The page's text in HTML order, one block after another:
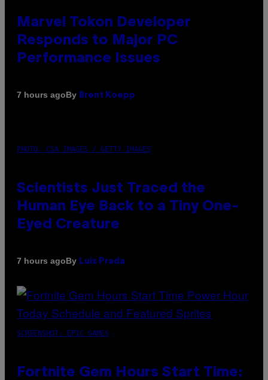
Marvel Tokon Developer
Responds to Major PC
Performance Issues
7 hours agoBy Brent Koepp
PHOTO: CSA IMAGES / GETTY IMAGES
Scientists Just Traced the
Human Eye Back to a Tiny One-
Eyed Creature
7 hours agoBy Luis Prada
SCREENSHOT: EPIC GAMES
Fortnite Gem Hours Start Time: